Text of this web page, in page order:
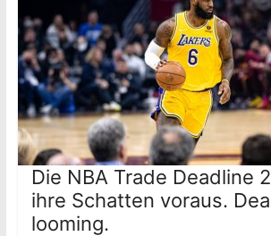
Die NBA Trade Deadline
ihre Schatten voraus.
looming.